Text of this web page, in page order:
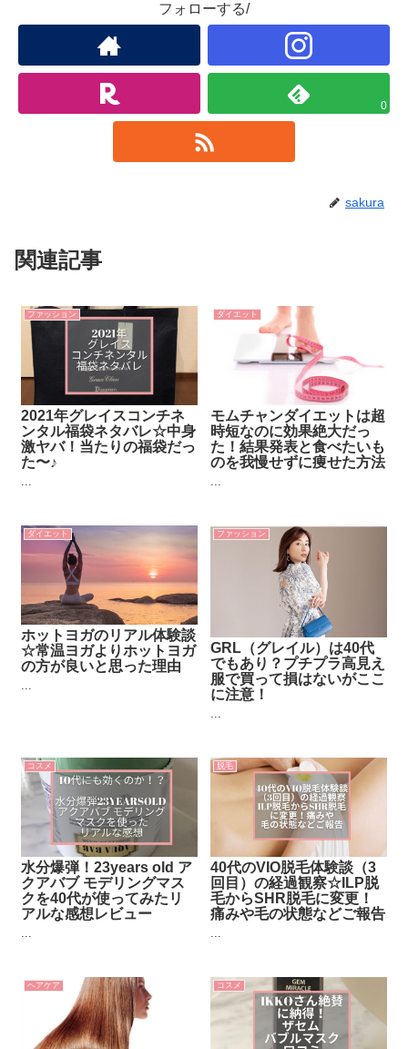
フォローする/
0
sakura
関連記事
ファッション
2021年グレイスコンチネ
ンタル福袋ネタバレ☆中身
激ヤバ！当たりの福袋だっ
た〜♪
...
ダイエット
モムチャンダイエットは超
時短なのに効果絶大だっ
た！結果発表と食べたいも
のを我慢せずに痩せた方法
...
ダイエット
ホットヨガのリアル体験談
☆常温ヨガよりホットヨガ
の方が良いと思った理由
ファッション
GRL（グレイル）は40代
でもあり？プチプラ高見え
服で買って損はないがここ
に注意！
...
コスメ
水分爆弾！23years old ア
クアバブ モデリングマス
クを40代が使ってみたリ
アルな感想レビュー
...
脱毛
40代のVIO脱毛体験談（3
回目）の経過観察☆ILP脱
毛からSHR脱毛に変更！
痛みや毛の状態などご報告
...
ヘアケア コスメ